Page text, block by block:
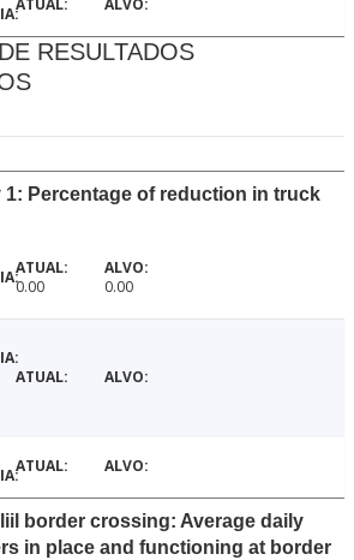
RESULTADOS
1: Percentage of reduction in truck
0.00 0.00
border crossing: Average daily
in place and functioning at border